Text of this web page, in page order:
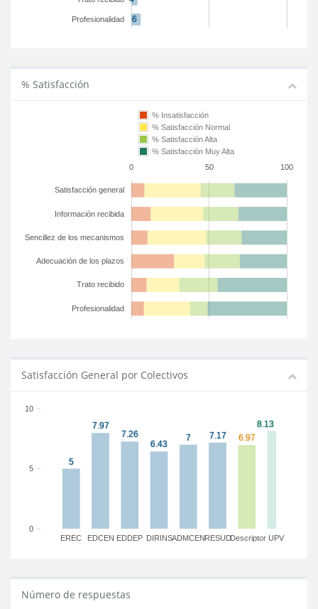
Profesionalidad
% Satisfacción
0 50 100
Satisfacción general
Información recibida
Sencillez de los mecanismos
Adecuación de los plazos
Trato recibido
Profesionalidad
% Insatisfacción
% Satisfacción Normal
% Satisfacción Alta
% Satisfacción Muy Alta
Satisfacción General por Colectivos
EREC EDCEN EDDEP DIRINSADMCENRESUDDescriptor UPV
0
5
10
Número de respuestas